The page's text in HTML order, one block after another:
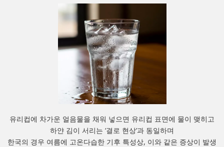
유리컵에 차가운 얼음물을 채워 넣으면 유리컵 표면에 물이 맺히고
하얀 김이 서리는 ‘결로 현상’과 동일하며
한국의 경우 여름에 고온다습한 기후 특성상, 이와 같은 증상이 발생